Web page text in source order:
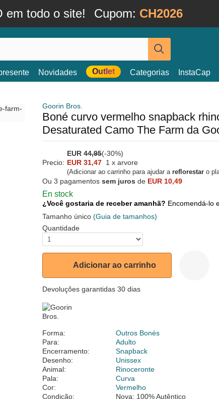
em todo o site! Cupom: CH2026
Novidades Outlet Categorias InstaCap
Goorin Bros.
Boné curvo vermelho snapback
Desaturated Camo The Farm da
EUR 44,95(-30%)
Precio: EUR 31,47 1 x arvore
(Adicionar ao carrinho para ajudar a reflorestar o
Ou 3 pagamentos sem juros de EUR 10,49
En stock
¿Você gostaria de receber amanhã? Encomendá-lo
Tamanho único (Guia de tamanhos)
Quantidade
Adicionar ao carrinho
Devoluções garantidas 30 dias
Forma:
Outros Bonés
Para:
Adulto
Encerramento:
Snapback
Desenho:
Unissex
Animal:
Rinoceronte
Pala:
Curva
Cor:
Vermelho
Condição:
Nova; 100% Autêntico